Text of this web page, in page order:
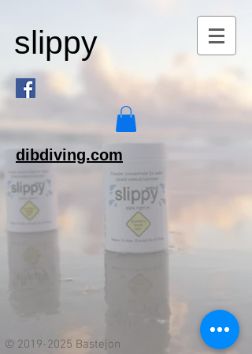
slippy
dibdiving.com
© 2019-2025 Bastejon